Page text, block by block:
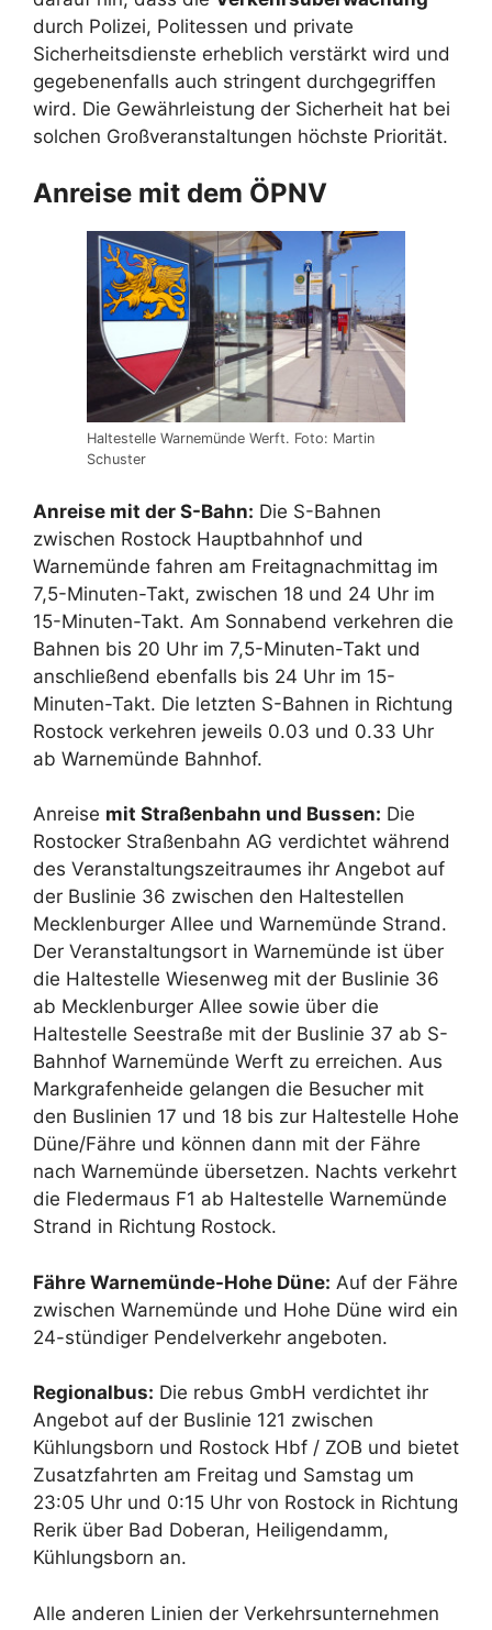
durch Polizei, Politessen und private
Sicherheitsdienste erheblich verstärkt wird und
gegebenenfalls auch stringent durchgegriffen
wird. Die Gewährleistung der Sicherheit hat bei
solchen Großveranstaltungen höchste Priorität.
Anreise mit dem ÖPNV
Haltestelle Warnemünde Werft. Foto: Martin
Schuster
Anreise mit der S-Bahn: Die S-Bahnen
zwischen Rostock Hauptbahnhof und
Warnemünde fahren am Freitagnachmittag im
7,5-Minuten-Takt, zwischen 18 und 24 Uhr im
15-Minuten-Takt. Am Sonnabend verkehren die
Bahnen bis 20 Uhr im 7,5-Minuten-Takt und
anschließend ebenfalls bis 24 Uhr im 15-
Minuten-Takt. Die letzten S-Bahnen in Richtung
Rostock verkehren jeweils 0.03 und 0.33 Uhr
ab Warnemünde Bahnhof.
Anreise mit Straßenbahn und Bussen: Die
Rostocker Straßenbahn AG verdichtet während
des Veranstaltungszeitraumes ihr Angebot auf
der Buslinie 36 zwischen den Haltestellen
Mecklenburger Allee und Warnemünde Strand.
Der Veranstaltungsort in Warnemünde ist über
die Haltestelle Wiesenweg mit der Buslinie 36
ab Mecklenburger Allee sowie über die
Haltestelle Seestraße mit der Buslinie 37 ab S-
Bahnhof Warnemünde Werft zu erreichen. Aus
Markgrafenheide gelangen die Besucher mit
den Buslinien 17 und 18 bis zur Haltestelle Hohe
Düne/Fähre und können dann mit der Fähre
nach Warnemünde übersetzen. Nachts verkehrt
die Fledermaus F1 ab Haltestelle Warnemünde
Strand in Richtung Rostock.
Fähre Warnemünde-Hohe Düne: Auf der Fähre
zwischen Warnemünde und Hohe Düne wird ein
24-stündiger Pendelverkehr angeboten.
Regionalbus: Die rebus GmbH verdichtet ihr
Angebot auf der Buslinie 121 zwischen
Kühlungsborn und Rostock Hbf / ZOB und bietet
Zusatzfahrten am Freitag und Samstag um
23:05 Uhr und 0:15 Uhr von Rostock in Richtung
Rerik über Bad Doberan, Heiligendamm,
Kühlungsborn an.
Alle anderen Linien der Verkehrsunternehmen